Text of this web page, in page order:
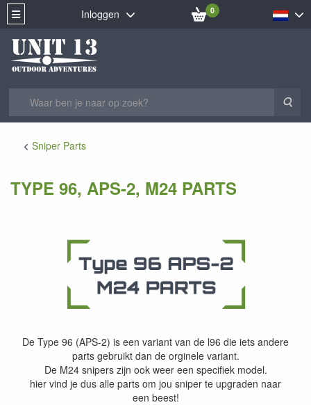
Inloggen 0
Sniper Parts
TYPE 96, APS-2, M24 PARTS
De Type 96 (APS-2) is een variant van de l96 die iets andere
parts gebruikt dan de orginele variant.
De M24 snipers zijn ook weer een specifiek model.
hier vind je dus alle parts om jou sniper te upgraden naar
een beest!